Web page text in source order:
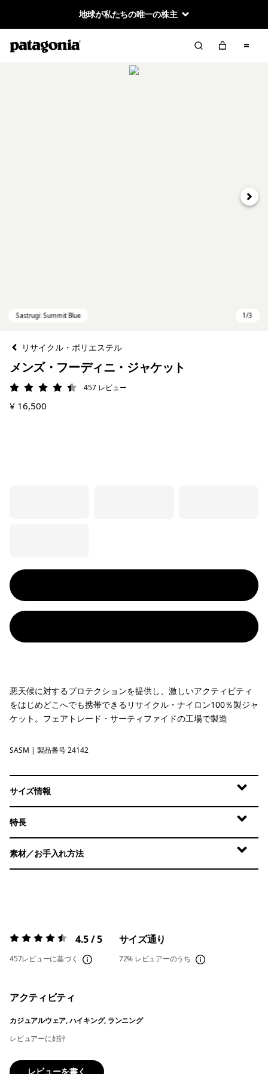
地球が私たちの唯一の株主
次へ
リサイクル・ポリエステル
メンズ・フーディニ・ジャケット
評価: 4.5 / 5457 レビュー
¥ 16,500
悪天候に対するプロテクションを提供し、激しいアクティビティ
をはじめどこへでも携帯できるリサイクル・ナイロン100％製ジャ
ケット。フェアトレード・サーティファイドの工場で製造
Sastrugi: Summit Blue
SASM | 製品番号 24142
サイズ情報
特長
素材／お手入れ方法
評価:4.5 / 5 4.5 / 5
457レビューに基づく
サイズ通り
72% レビュアーのうち
アクティビティ
カジュアルウェア, ハイキング, ランニング
レビュアーに好評
レビューを書く